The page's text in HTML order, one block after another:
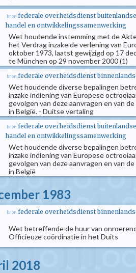
bron federale overheidsdienst
handel en ontwikkelingssamenwerking
Wet houdende instemming met de
het Verdrag inzake de verlening van
oktober 1973, laatst gewijzigd op 17
te München op 29 november 2000 (1)
bron federale overheidsdienst
Wet houdende diverse bepalingen
inzake indiening van Europese
gevolgen van deze aanvragen en van
in België. - Duitse vertaling
bron federale overheidsdienst
handel en ontwikkelingssamenwerking
Wet houdende diverse bepalingen
inzake indiening van Europese
gevolgen van deze aanvragen en van
in België
1983
bron federale overheidsdienst
Wet betreffende de huur van
Officieuze coördinatie in het Duits
2018